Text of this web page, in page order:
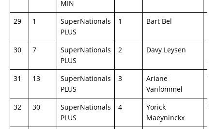
MIN
29 1
SuperNationals
PLUS
1 Bart Bel
30 7
SuperNationals
PLUS
2 Davy Leysen
GT
31
13
SuperNationals
PLUS
3
Ariane
Vanlommel
32 30
SuperNationals
PLUS
4
Yorick
Maeyninckx